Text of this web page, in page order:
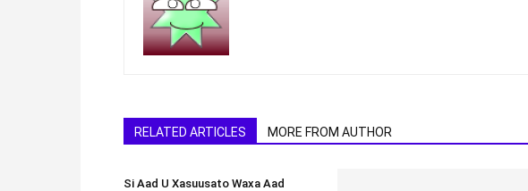
RELATED ARTICLES MORE FROM AUTHOR
Si Aad U Xasuusato Waxa Aad